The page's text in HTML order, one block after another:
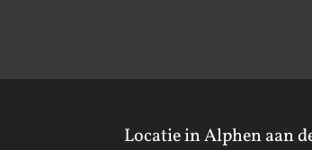
Locatie in Alphen aan